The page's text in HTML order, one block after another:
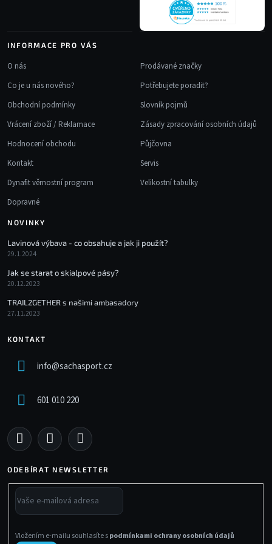
y
p
s
u
INFORMACE PRO VÁS
O nás
Co je u nás nového?
Obchodní podmínky
Vrácení zboží / Reklamace
Hodnocení obchodu
Kontakt
Dynafit věrnostní program
Dopravné
Prodávané značky
Potřebujete poradit?
Slovník pojmů
Zásady zpracování osobních údajů
Půjčovna
Servis
Velikostní tabulky
NOVINKY
Lavinová výbava - co obsahuje a jak ji použít?
29.1.2024
Jak se starat o skialpové pásy?
20.12.2023
TRAIL2GETHER s našimi ambasadory
27.11.2023
KONTAKT
info@sachasport.cz
601 010 220
ODEBÍRAT NEWSLETTER
Vložením e-mailu souhlasíte spodmínkami ochrany osobních údajů